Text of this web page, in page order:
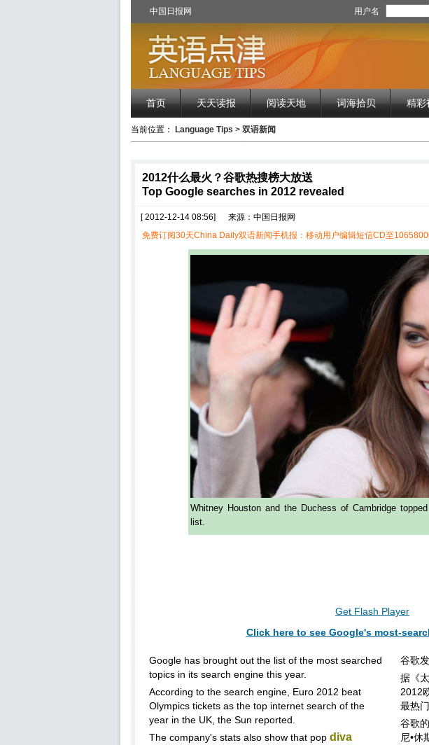
中国日报网 用户名
首页 天天读报 阅读天地 词海拾贝 精彩
当前位置： Language Tips > 双语新闻
2012什么最火？谷歌热搜榜大放送
Top Google searches in 2012 revealed
[ 2012-12-14 08:56] 来源：中国日报网
免费订阅30天China Daily双语新闻手机报：移动用户编辑短信CD至
Whitney Houston and the Duchess of Cambridge
list.
Get Flash Player
Click here to see Google's most-
Google has brought out the list of the most searched
topics in its search engine this year.
According to the search engine, Euro 2012 beat
Olympics tickets as the top internet search of the
year in the UK, the Sun reported.
The company's stats also show that pop diva
谷歌
据《
2012
最热
谷歌
尼•休